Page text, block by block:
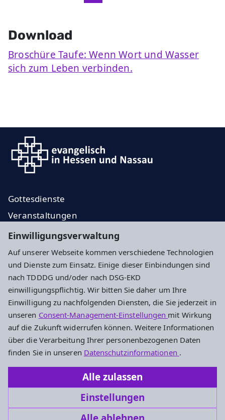
Einwilligungsverwaltung
Auf unserer Webseite kommen verschiedene Technologien
und Dienste zum Einsatz. Einige dieser Einbindungen sind
nach TDDDG und/oder nach DSG-EKD
einwilligungspflichtig. Wir bitten Sie daher um Ihre
Einwilligung zu nachfolgenden Diensten, die Sie jederzeit in
unseren Consent-Management-Einstellungen mit Wirkung
auf die Zukunft widerrufen können. Weitere Informationen
über die Verarbeitung Ihrer personenbezogenen Daten
finden Sie in unseren Datenschutzinformationen .
Alle zulassen
Einstellungen
Download
Broschüre Taufe: Wenn Wort und Wasser
sich zum Leben verbinden.
Gottesdienste
Veranstaltungen
Gemeindebrief
Über uns
Impressum Datenschutz Cookie-Einstellungen
Adresse
Ev. Kirchengemeinde Wöllstadt
Frankfurter Straße 31
61206 Wöllstadt
kirchengemeinde.woellstadt@ekhn.de